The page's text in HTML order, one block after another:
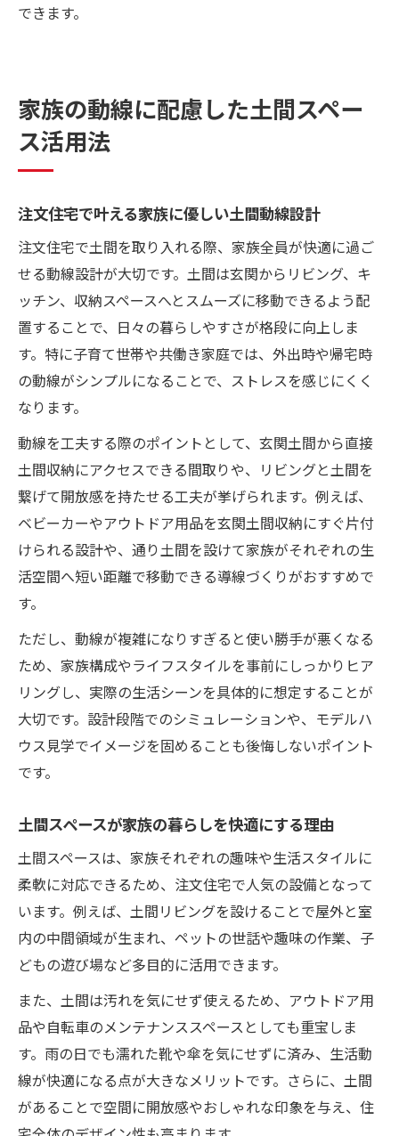
できます。
家族の動線に配慮した土間スペー
ス活用法
注文住宅で叶える家族に優しい土間動線設計
注文住宅で土間を取り入れる際、家族全員が快適に過ご
せる動線設計が大切です。土間は玄関からリビング、キ
ッチン、収納スペースへとスムーズに移動できるよう配
置することで、日々の暮らしやすさが格段に向上しま
す。特に子育て世帯や共働き家庭では、外出時や帰宅時
の動線がシンプルになることで、ストレスを感じにくく
なります。
動線を工夫する際のポイントとして、玄関土間から直接
土間収納にアクセスできる間取りや、リビングと土間を
繋げて開放感を持たせる工夫が挙げられます。例えば、
ベビーカーやアウトドア用品を玄関土間収納にすぐ片付
けられる設計や、通り土間を設けて家族がそれぞれの生
活空間へ短い距離で移動できる導線づくりがおすすめで
す。
ただし、動線が複雑になりすぎると使い勝手が悪くなる
ため、家族構成やライフスタイルを事前にしっかりヒア
リングし、実際の生活シーンを具体的に想定することが
大切です。設計段階でのシミュレーションや、モデルハ
ウス見学でイメージを固めることも後悔しないポイント
です。
土間スペースが家族の暮らしを快適にする理由
土間スペースは、家族それぞれの趣味や生活スタイルに
柔軟に対応できるため、注文住宅で人気の設備となって
います。例えば、土間リビングを設けることで屋外と室
内の中間領域が生まれ、ペットの世話や趣味の作業、子
どもの遊び場など多目的に活用できます。
また、土間は汚れを気にせず使えるため、アウトドア用
品や自転車のメンテナンススペースとしても重宝しま
す。雨の日でも濡れた靴や傘を気にせずに済み、生活動
線が快適になる点が大きなメリットです。さらに、土間
があることで空間に開放感やおしゃれな印象を与え、住